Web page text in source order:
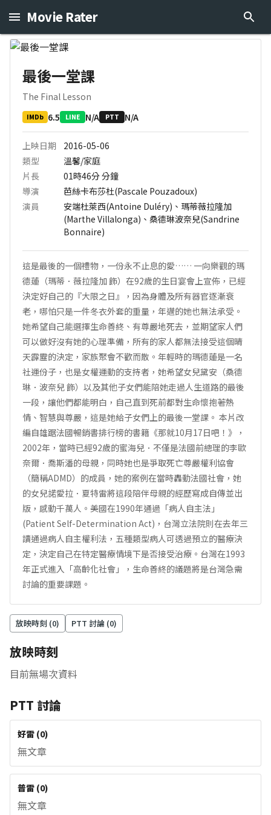
Movie Rater
最後一堂課
The Final Lesson
IMDb 6.5 LINE N/A PTT N/A
上映日期
2016-05-06
類型
溫馨/家庭
片長
01時46分分鐘
導演
芭絲卡布莎杜(Pascale Pouzadoux)
演員
安端杜萊西(Antoine Duléry)、瑪蒂薇拉隆加
(Marthe Villalonga)、桑德琳波奈兒(Sandrine
Bonnaire)
這是最後的一個禮物，一份永不止息的愛…… 一向樂觀的瑪
德蓮（瑪蒂．薇拉隆加 飾）在92歲的生日宴會上宣佈，已經
決定好自己的『大限之日』，因為身體及所有器官逐漸衰
老，哪怕只是一件冬衣外套的重量，年邁的她也無法承受。
她希望自己能選擇生命善終、有尊嚴地死去，並期望家人們
可以做好沒有她的心理準備，所有的家人都無法接受這個晴
天霹靂的決定，家族聚會不歡而散。年輕時的瑪德蓮是一名
社運份子，也是女權運動的支持者，她希望女兒黛安（桑德
琳．波奈兒 飾）以及其他子女們能陪她走過人生道路的最後
一段，讓他們都能明白，自己直到死前都對生命懷抱著熱
情、智慧與尊嚴，這是她給子女們上的最後一堂課。 本片改
編自雄踞法國暢銷書排行榜的書籍《那就10月17日吧！》，
2002年，當時已經92歲的蜜海兒．不僅是法國前總理的李歐
奈爾．喬斯潘的母親，同時她也是爭取死亡尊嚴權利協會
（簡稱ADMD）的成員，她的案例在當時轟動法國社會，她
的女兒諾愛拉．夏特雷將這段陪伴母親的經歷寫成自傳並出
版，感動千萬人。美國在1990年通過「病人自主法」
(Patient Self-Determination Act)，台灣立法院則在去年三
讀通過病人自主權利法，五種類型病人可透過預立的醫療決
定，決定自己在特定醫療情境下是否接受治療。台灣在1993
年正式進入「高齡化社會」，生命善終的議題將是台灣急需
討論的重要課題。
放映時刻 (0) PTT 討論 (0)
放映時刻
目前無場次資料
PTT 討論
好雷 (0)
無文章
普雷 (0)
無文章